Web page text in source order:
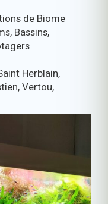
de Biome
Bassins,
Herblain,
Vertou,